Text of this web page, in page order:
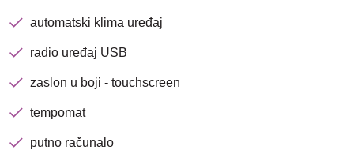
automatski klima uređaj
radio uređaj USB
zaslon u boji - touchscreen
tempomat
putno računalo
Brza pretraga